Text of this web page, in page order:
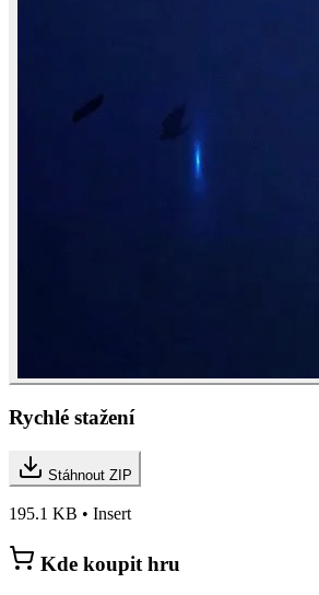
Rychlé stažení
Stáhnout ZIP
195.1 KB • Insert
Kde koupit hru